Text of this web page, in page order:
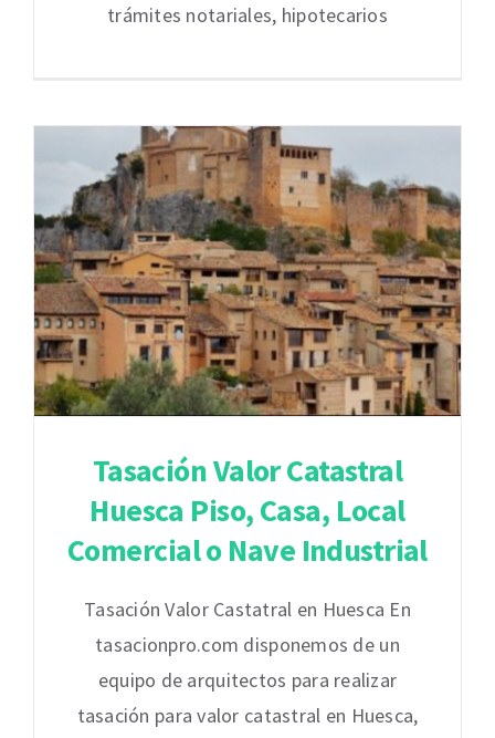
trámites notariales, hipotecarios
Tasación Valor Catastral
Huesca Piso, Casa, Local
Comercial o Nave Industrial
Tasación Valor Castatral en Huesca En
tasacionpro.com disponemos de un
equipo de arquitectos para realizar
tasación para valor catastral en Huesca,